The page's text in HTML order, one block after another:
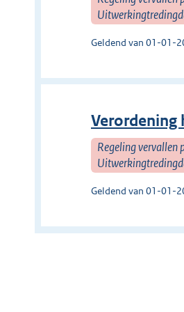
Geldend van 01-01-
Verordening
Regeling
Geldend van 01-01-